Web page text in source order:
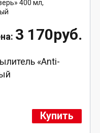
3 170руб.
«Anti-
Купить